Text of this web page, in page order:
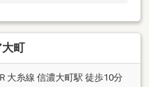
町
大糸線 信濃大町駅 徒歩10分